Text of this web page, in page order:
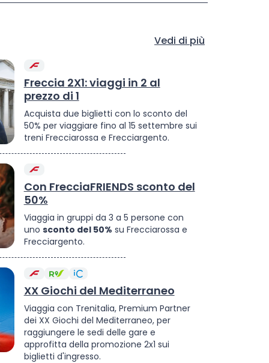
Vedi di più
Freccia 2X1: viaggi in 2 al
prezzo di 1
Acquista due biglietti con lo sconto del
50% per viaggiare fino al 15 settembre sui
treni Frecciarossa e Frecciargento.
Con FrecciaFRIENDS sconto del
50%
Viaggia in gruppi da 3 a 5 persone con
uno sconto del 50% su Frecciarossa e
Frecciargento.
XX Giochi del Mediterraneo
Viaggia con Trenitalia, Premium Partner
dei XX Giochi del Mediterraneo, per
raggiungere le sedi delle gare e
approfitta della promozione 2x1 sui
biglietti d'ingresso.